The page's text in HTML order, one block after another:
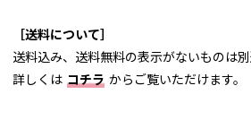
［送料について］
送料込み、送料無料の表示がないものは別
詳しくは コチラ からご覧いただけます。